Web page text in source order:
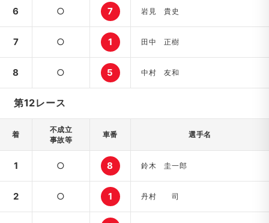
6 ○ 7 岩見 貴史
7 ○ 1 田中 正樹
8 ○ 5 中村 友和
第12レース
着
不成立
事故等
車番 選手名
1 ○ 8 鈴木 圭一郎
2 ○ 1 丹村 司